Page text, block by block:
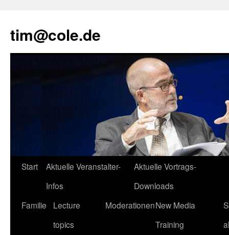
tim@cole.de
Start
Aktuelle Veranstalter-
Infos
Aktuelle Vortrags-
Downloads
Familie
Lecture
topics
ModerationenNew Media
Training